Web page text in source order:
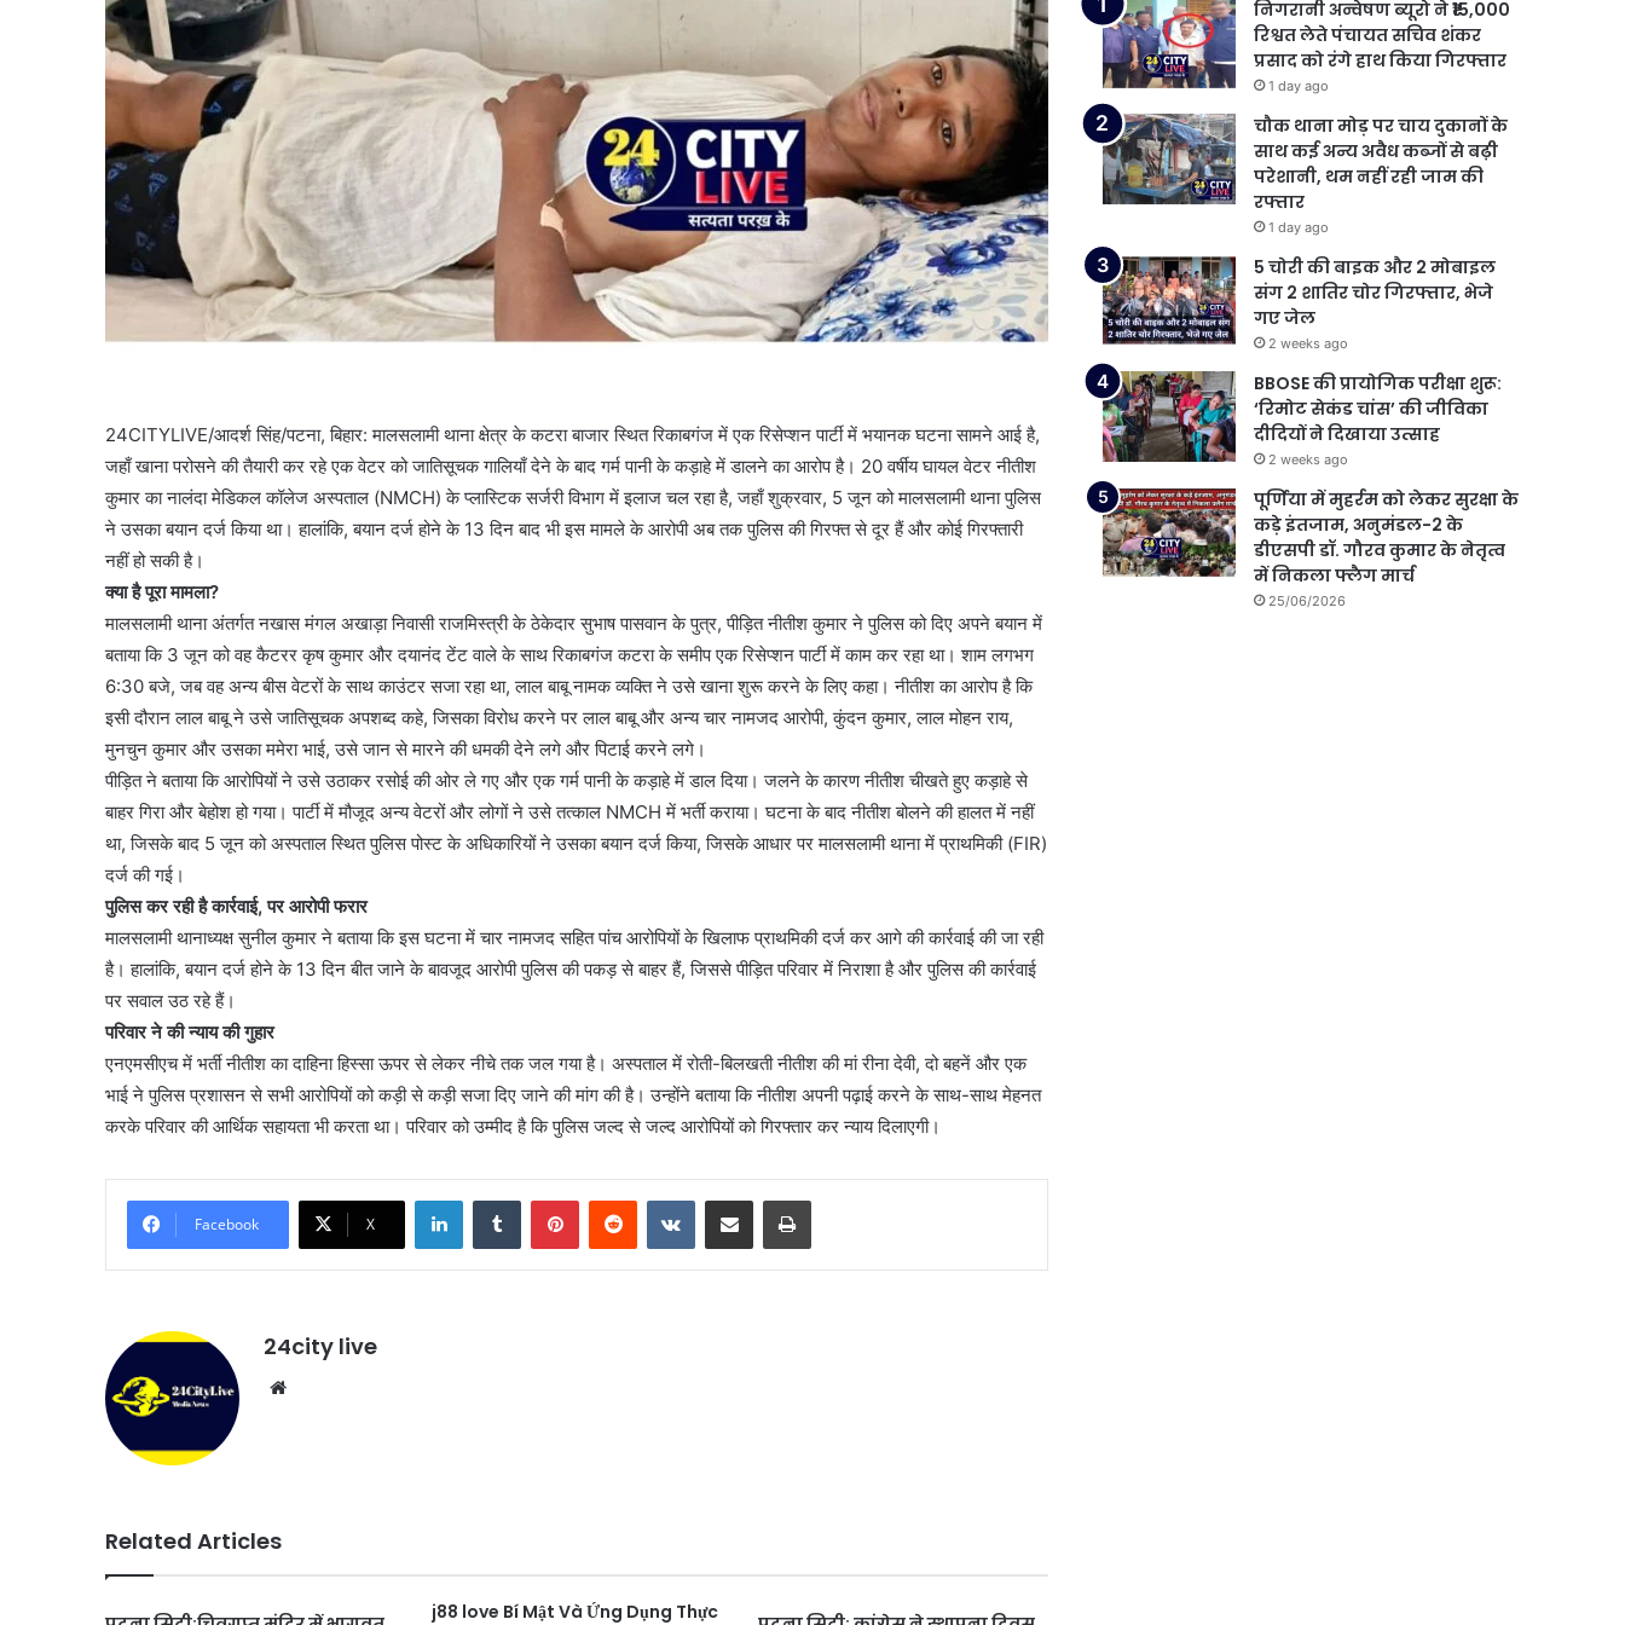
24CITYLIVE/आदर्श सिंह/पटना, बिहार: मालसलामी थाना क्षेत्र के कटरा बाजार स्थित रिकाबगंज में एक रिसेप्शन पार्टी में भयानक घटना सामने आई है,
जहाँ खाना परोसने की तैयारी कर रहे एक वेटर को जातिसूचक गालियाँ देने के बाद गर्म पानी के कड़ाहे में डालने का आरोप है। 20 वर्षीय घायल वेटर नीतीश
कुमार का नालंदा मेडिकल कॉलेज अस्पताल (NMCH) के प्लास्टिक सर्जरी विभाग में इलाज चल रहा है, जहाँ शुक्रवार, 5 जून को मालसलामी थाना पुलिस
ने उसका बयान दर्ज किया था। हालांकि, बयान दर्ज होने के 13 दिन बाद भी इस मामले के आरोपी अब तक पुलिस की गिरफ्त से दूर हैं और कोई गिरफ्तारी
नहीं हो सकी है।
क्या है पूरा मामला?
मालसलामी थाना अंतर्गत नखास मंगल अखाड़ा निवासी राजमिस्त्री के ठेकेदार सुभाष पासवान के पुत्र, पीड़ित नीतीश कुमार ने पुलिस को दिए अपने बयान में
बताया कि 3 जून को वह कैटरर कृष कुमार और दयानंद टेंट वाले के साथ रिकाबगंज कटरा के समीप एक रिसेप्शन पार्टी में काम कर रहा था। शाम लगभग
6:30 बजे, जब वह अन्य बीस वेटरों के साथ काउंटर सजा रहा था, लाल बाबू नामक व्यक्ति ने उसे खाना शुरू करने के लिए कहा। नीतीश का आरोप है कि
इसी दौरान लाल बाबू ने उसे जातिसूचक अपशब्द कहे, जिसका विरोध करने पर लाल बाबू और अन्य चार नामजद आरोपी, कुंदन कुमार, लाल मोहन राय,
मुनचुन कुमार और उसका ममेरा भाई, उसे जान से मारने की धमकी देने लगे और पिटाई करने लगे।
पीड़ित ने बताया कि आरोपियों ने उसे उठाकर रसोई की ओर ले गए और एक गर्म पानी के कड़ाहे में डाल दिया। जलने के कारण नीतीश चीखते हुए कड़ाहे से
बाहर गिरा और बेहोश हो गया। पार्टी में मौजूद अन्य वेटरों और लोगों ने उसे तत्काल NMCH में भर्ती कराया। घटना के बाद नीतीश बोलने की हालत में नहीं
था, जिसके बाद 5 जून को अस्पताल स्थित पुलिस पोस्ट के अधिकारियों ने उसका बयान दर्ज किया, जिसके आधार पर मालसलामी थाना में प्राथमिकी (FIR)
दर्ज की गई।
पुलिस कर रही है कार्रवाई, पर आरोपी फरार
मालसलामी थानाध्यक्ष सुनील कुमार ने बताया कि इस घटना में चार नामजद सहित पांच आरोपियों के खिलाफ प्राथमिकी दर्ज कर आगे की कार्रवाई की जा रही
है। हालांकि, बयान दर्ज होने के 13 दिन बीत जाने के बावजूद आरोपी पुलिस की पकड़ से बाहर हैं, जिससे पीड़ित परिवार में निराशा है और पुलिस की कार्रवाई
पर सवाल उठ रहे हैं।
परिवार ने की न्याय की गुहार
एनएमसीएच में भर्ती नीतीश का दाहिना हिस्सा ऊपर से लेकर नीचे तक जल गया है। अस्पताल में रोती-बिलखती नीतीश की मां रीना देवी, दो बहनें और एक
भाई ने पुलिस प्रशासन से सभी आरोपियों को कड़ी से कड़ी सजा दिए जाने की मांग की है। उन्होंने बताया कि नीतीश अपनी पढ़ाई करने के साथ-साथ मेहनत
करके परिवार की आर्थिक सहायता भी करता था। परिवार को उम्मीद है कि पुलिस जल्द से जल्द आरोपियों को गिरफ्तार कर न्याय दिलाएगी।
Facebook X
LinkedInTumblr PinterestReddit VKontakteShare via Email Print
24city live
Related Articles
j88 love Bí Mật Và Ứng Dụng Thực
निगरानी अन्वेषण ब्यूरो ने ₹15,000
रिश्वत लेते पंचायत सचिव शंकर
प्रसाद को रंगे हाथ किया गिरफ्तार
1 day ago
चौक थाना मोड़ पर चाय दुकानों के
साथ कई अन्य अवैध कब्जों से बढ़ी
परेशानी, थम नहीं रही जाम की
रफ्तार
1 day ago
5 चोरी की बाइक और 2 मोबाइल
संग 2 शातिर चोर गिरफ्तार, भेजे
गए जेल
2 weeks ago
BBOSE की प्रायोगिक परीक्षा शुरू:
‘रिमोट सेकंड चांस’ की जीविका
दीदियों ने दिखाया उत्साह
2 weeks ago
पूर्णिया में मुहर्रम को लेकर सुरक्षा के
कड़े इंतजाम, अनुमंडल-2 के
डीएसपी डॉ. गौरव कुमार के नेतृत्व
में निकला फ्लैग मार्च
25/06/2026